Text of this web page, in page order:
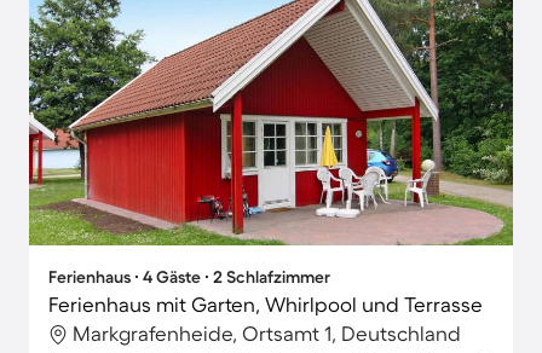
Ferienhaus ∙ 4 Gäste ∙ 2 Schlafzimmer
Ferienhaus mit Garten, Whirlpool und Terrasse
Markgrafenheide, Ortsamt 1, Deutschland